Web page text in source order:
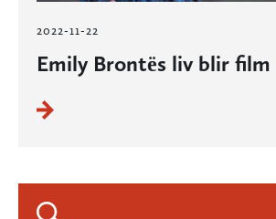
2022-11-22
Emily Brontës liv blir film